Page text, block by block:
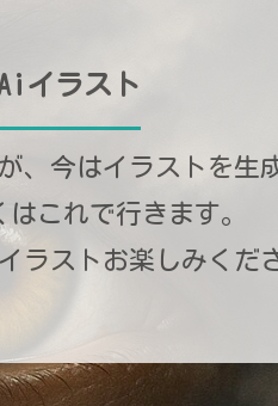
イラスト
、今はイラストを生
これで行きます。
ラストお楽しみくだ